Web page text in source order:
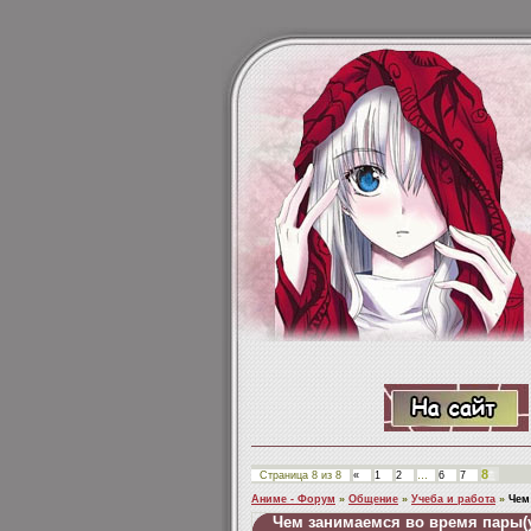
Страница 8 из 8 « 1 2 … 6 7 8
Аниме - Форум » Общение » Учеба и работа » Чем
Чем занимаемся во время